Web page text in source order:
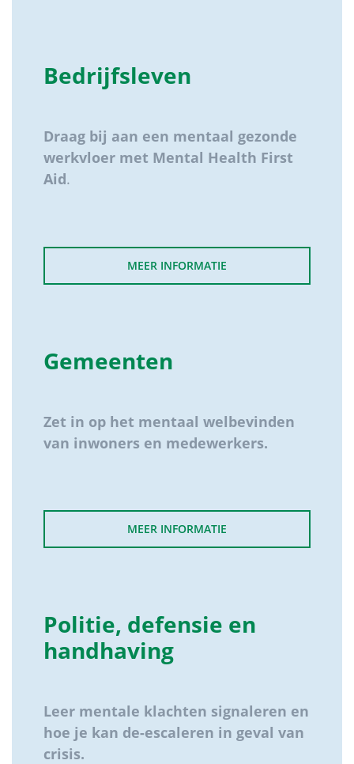
Bedrijfsleven
Draag bij aan een mentaal gezonde
werkvloer met Mental Health First
Aid.
MEER INFORMATIE
Gemeenten
Zet in op het mentaal welbevinden
van inwoners en medewerkers.
MEER INFORMATIE
Politie, defensie en
handhaving
Leer mentale klachten signaleren en
hoe je kan de-escaleren in geval van
crisis.